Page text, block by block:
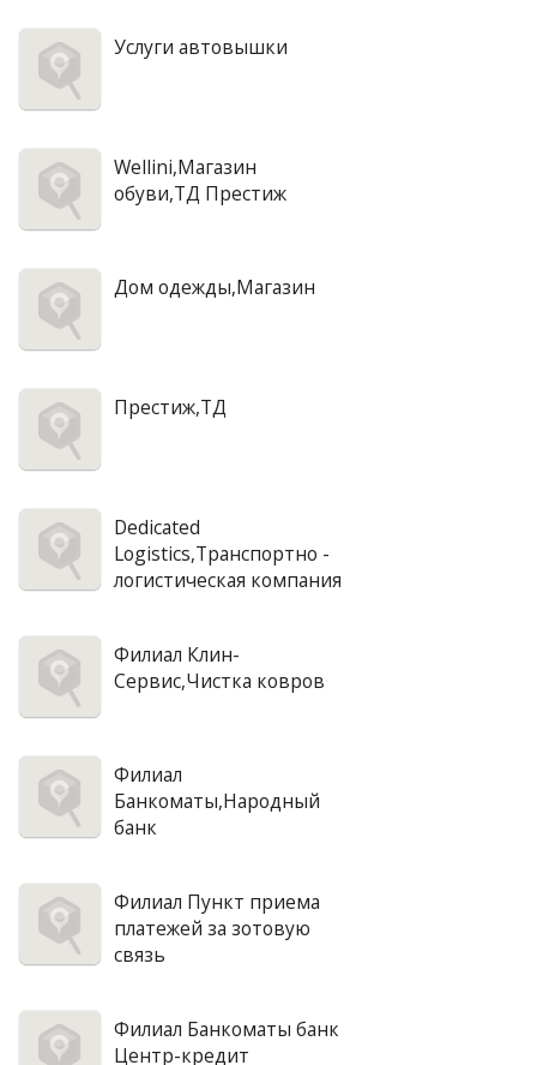
Услуги автовышки
Wellini,Магазин
обуви,ТД Престиж
Дом одежды,Магазин
Престиж,ТД
Dedicated
Logistics,Транспортно -
логистическая компания
Филиал Клин-
Сервис,Чистка ковров
Филиал
Банкоматы,Народный
банк
Филиал Пункт приема
платежей за зотовую
связь
Филиал Банкоматы банк
Центр-кредит